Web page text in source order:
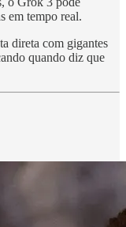
em tempo real.
direta com gigantes
quando diz que